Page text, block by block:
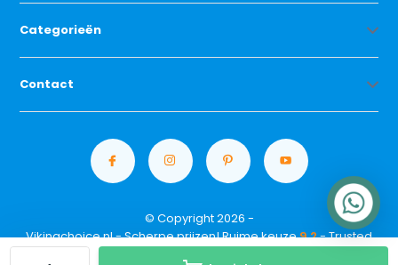
Categorieën
Contact
© Copyright 2026 -
Vikingchoice.nl - Scherpe prijzen! Ruime keuze9.2- Trusted